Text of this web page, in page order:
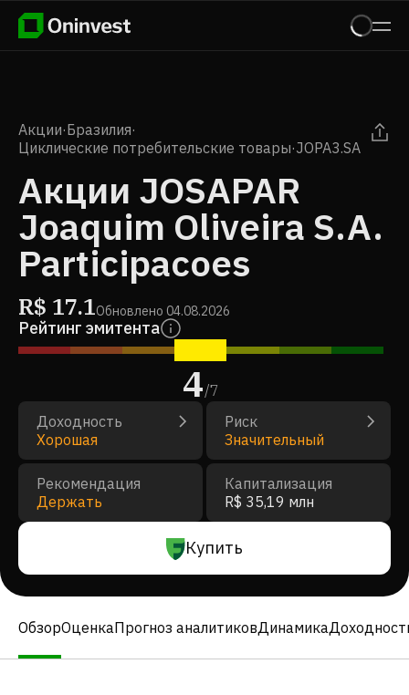
Акции·Бразилия·
Циклические потребительские товары·JOPA3.SA
Акции JOSAPAR
Joaquim Oliveira S.A.
Participacoes
R$ 17.1Обновлено 04.08.2026
Рейтинг эмитента
4/7
Доходность
Хорошая
Риск
Значительный
Рекомендация
Держать
Капитализация
R$ 35,19 млн
Купить
ОбзорОценкаПрогноз аналитиковДинамика